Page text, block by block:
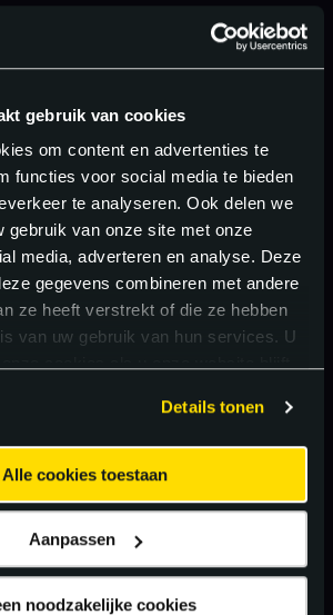
gebruik van cookies
om content en advertenties te
functies voor social media te bieden
te analyseren. Ook delen we
gebruik van onze site met onze
media, adverteren en analyse. Deze
gegevens combineren met andere
ze heeft verstrekt of die ze hebben
van uw gebruik van hun services. U
Details tonen
Alle cookies toestaan
Aanpassen
noodzakelijke cookies